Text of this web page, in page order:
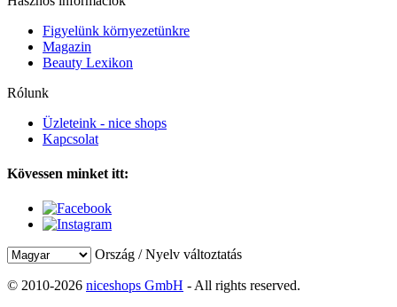
Figyelünk környezetünkre
Magazin
Beauty Lexikon
Rólunk
Üzleteink - nice shops
Kapcsolat
Kövessen minket itt:
Ország / Nyelv változtatás
© 2010-2026 niceshops GmbH - All rights reserved.